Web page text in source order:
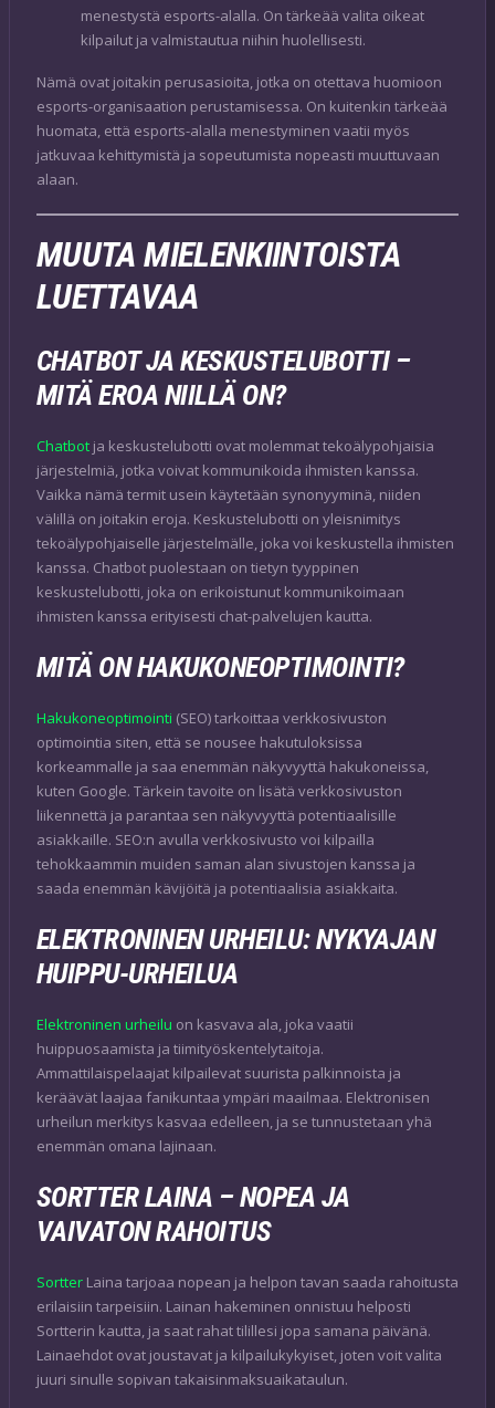
menestystä esports-alalla. On tärkeää valita oikeat
kilpailut ja valmistautua niihin huolellisesti.
Nämä ovat joitakin perusasioita, jotka on otettava huomioon
esports-organisaation perustamisessa. On kuitenkin tärkeää
huomata, että esports-alalla menestyminen vaatii myös
jatkuvaa kehittymistä ja sopeutumista nopeasti muuttuvaan
alaan.
MUUTA MIELENKIINTOISTA
LUETTAVAA
CHATBOT JA KESKUSTELUBOTTI –
MITÄ EROA NIILLÄ ON?
Chatbot ja keskustelubotti ovat molemmat tekoälypohjaisia
järjestelmiä, jotka voivat kommunikoida ihmisten kanssa.
Vaikka nämä termit usein käytetään synonyyminä, niiden
välillä on joitakin eroja. Keskustelubotti on yleisnimitys
tekoälypohjaiselle järjestelmälle, joka voi keskustella ihmisten
kanssa. Chatbot puolestaan ​​on tietyn tyyppinen
keskustelubotti, joka on erikoistunut kommunikoimaan
ihmisten kanssa erityisesti chat-palvelujen kautta.
MITÄ ON HAKUKONEOPTIMOINTI?
Hakukoneoptimointi (SEO) tarkoittaa verkkosivuston
optimointia siten, että se nousee hakutuloksissa
korkeammalle ja saa enemmän näkyvyyttä hakukoneissa,
kuten Google. Tärkein tavoite on lisätä verkkosivuston
liikennettä ja parantaa sen näkyvyyttä potentiaalisille
asiakkaille. SEO:n avulla verkkosivusto voi kilpailla
tehokkaammin muiden saman alan sivustojen kanssa ja
saada enemmän kävijöitä ja potentiaalisia asiakkaita.
ELEKTRONINEN URHEILU: NYKYAJAN
HUIPPU-URHEILUA
Elektroninen urheilu on kasvava ala, joka vaatii
huippuosaamista ja tiimityöskentelytaitoja.
Ammattilaispelaajat kilpailevat suurista palkinnoista ja
keräävät laajaa fanikuntaa ympäri maailmaa. Elektronisen
urheilun merkitys kasvaa edelleen, ja se tunnustetaan yhä
enemmän omana lajinaan.
SORTTER LAINA – NOPEA JA
VAIVATON RAHOITUS
Sortter Laina tarjoaa nopean ja helpon tavan saada rahoitusta
erilaisiin tarpeisiin. Lainan hakeminen onnistuu helposti
Sortterin kautta, ja saat rahat tilillesi jopa samana päivänä.
Lainaehdot ovat joustavat ja kilpailukykyiset, joten voit valita
juuri sinulle sopivan takaisinmaksuaikataulun.